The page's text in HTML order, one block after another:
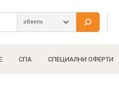
СПА СПЕЦИАЛНИ ОФЕРТИ